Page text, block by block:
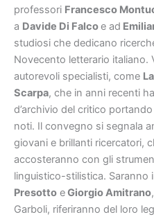
professori Francesco
a Davide Di Falcoe ad
studiosi che dedicano
Novecento letterario italiano.
autorevoli specialisti, come
Scarpa, che in anni recenti
d’archivio del critico
noti. Il convegno si segnala
giovani e brillanti ricercatori,
accosteranno con gli
linguistico-stilistica. Saranno
Presotto eGiorgio Amitrano
Garboli, riferiranno del loro